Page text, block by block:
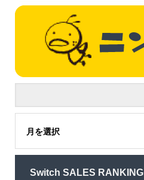
月を選択
Switch SALES RANKING